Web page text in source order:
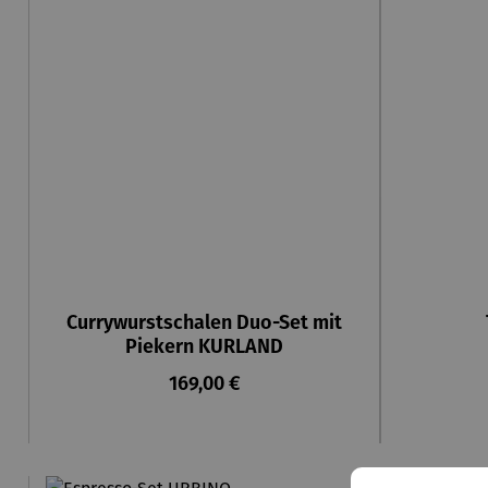
Currywurstschalen Duo-Set mit
Piekern KURLAND
Regulärer Preis:
169,00 €